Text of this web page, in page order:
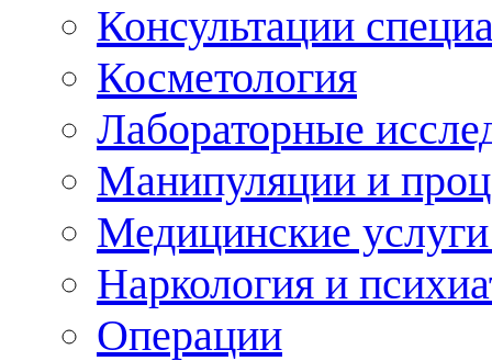
Консультации
Косметология
Лабораторные
Манипуляции и
Медицинские
Наркология и
Операции